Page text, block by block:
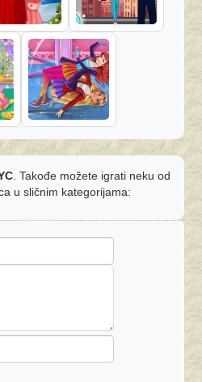
. Takođe možete igrati neku od
u sličnim kategorijama: